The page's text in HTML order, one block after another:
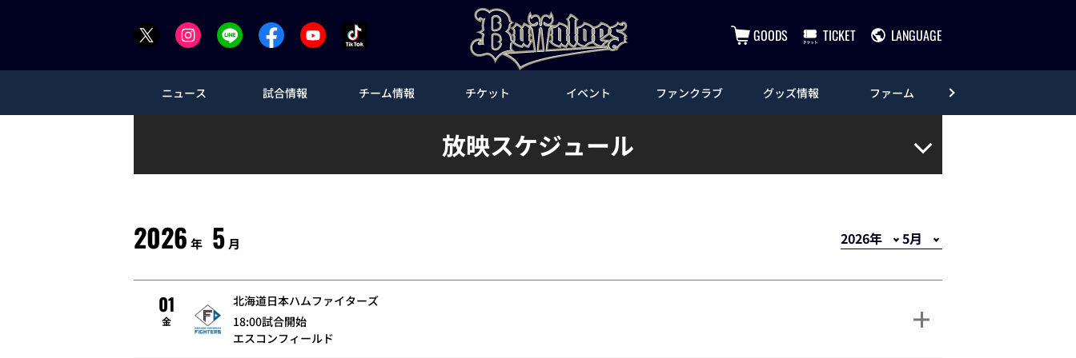
GOODS TICKET LANGUAGE
ニュース 試合情報 チーム情報 チケット イベント ファンクラブ グッズ情報 ファーム
放映スケジュール
2026 年 5 月
01
金
北海道日本ハムファイターズ
18:00試合開始
エスコンフィールド